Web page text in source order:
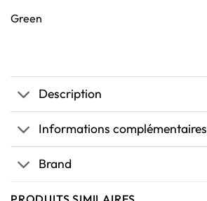
Green
Description
Informations complémentaires
Brand